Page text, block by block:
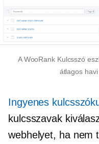
A WooRank Kulcsszó
átlagos
Ingyenes
kulcsszavak
webhelyet, ha nem